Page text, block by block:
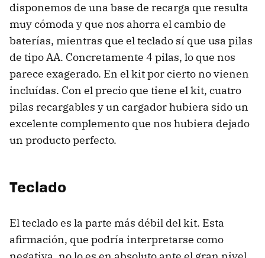
disponemos de una base de recarga que resulta
muy cómoda y que nos ahorra el cambio de
baterías, mientras que el teclado sí que usa pilas
de tipo AA. Concretamente 4 pilas, lo que nos
parece exagerado. En el kit por cierto no vienen
incluídas. Con el precio que tiene el kit, cuatro
pilas recargables y un cargador hubiera sido un
excelente complemento que nos hubiera dejado
un producto perfecto.
Teclado
El teclado es la parte más débil del kit. Esta
afirmación, que podría interpretarse como